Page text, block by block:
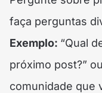
faça perguntas
Exemplo: “Qual
próximo post?”
comunidade que